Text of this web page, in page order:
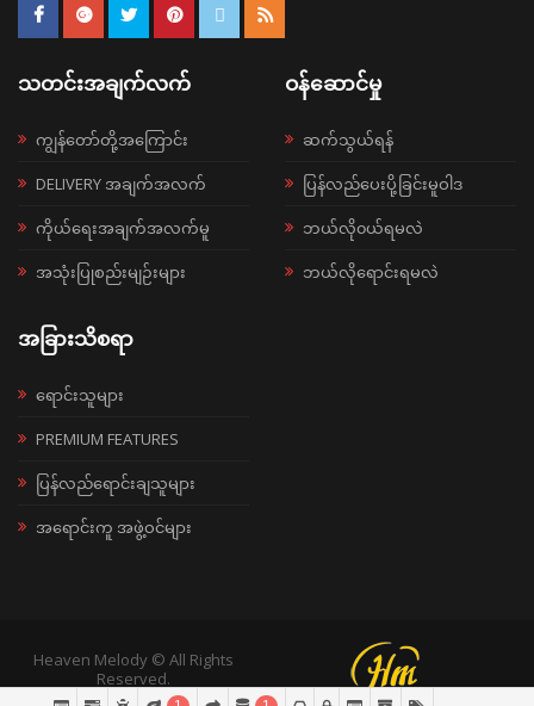
သတင်းအချက်လက်
ကျွန်တော်တို့အကြောင်း
DELIVERY အချက်အလက်
ကိုယ်ရေးအချက်အလက်မူ
အသုံးပြုစည်းမျဉ်းများ
ဝန်ဆောင်မှု
ဆက်သွယ်ရန်
ပြန်လည်ပေးပို့ခြင်းမူဝါဒ
ဘယ်လို၀ယ်ရမလဲ
ဘယ်လိုရောင်းရမလဲ
အခြားသိစရာ
ရောင်းသူများ
PREMIUM FEATURES
ပြန်လည်ရောင်းချသူများ
အရောင်းကူ အဖွဲ့ဝင်များ
Heaven Melody © All Rights
Reserved.